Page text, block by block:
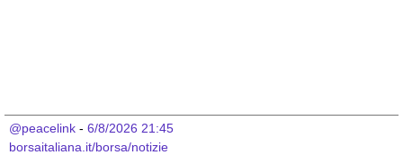
@peacelink - 6/8/2026 21:45
borsaitaliana.it/borsa/notizie